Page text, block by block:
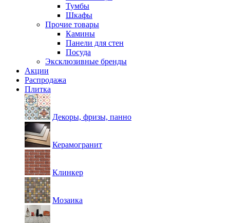
Тумбы
Шкафы
Прочие товары
Камины
Панели для стен
Посуда
Эксклюзивные бренды
Акции
Распродажа
Плитка
Декоры, фризы, панно
Керамогранит
Клинкер
Мозаика